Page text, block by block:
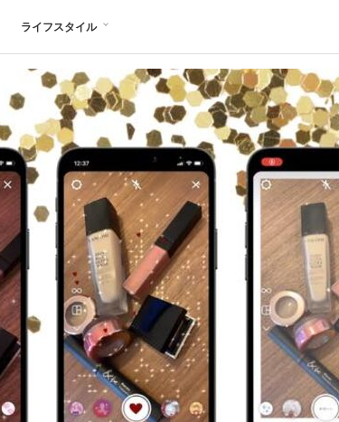
ライフスタイル